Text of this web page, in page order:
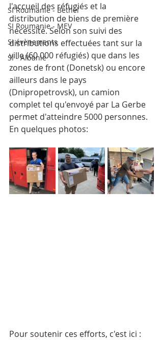
SI Roumanie - Bethel
SI Roumanie - MEV
SI évènements
SI - Albanie
l'accueil des réfugiés et la
distribution de biens de première
nécessité. Selon son suivi des
distributions effectuées tant sur la
ville (60 000 réfugiés) que dans les
zones de front (Donetsk) ou encore
ailleurs dans le pays
(Dnipropetrovsk), un camion
complet tel qu'envoyé par La Gerbe
permet d'atteindre 5000 personnes.
En quelques photos:
Pour soutenir ces efforts, c'est ici :